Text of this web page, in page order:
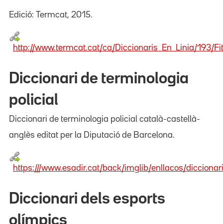
Edició: Termcat, 2015.
http://www.termcat.cat/ca/Diccionaris_En_Linia/193/
Diccionari de terminologia
policial
Diccionari de terminologia policial català-castellà-
anglès editat per la Diputació de Barcelona.
https:///www.esadir.cat/back/imglib/enllacos/
Diccionari dels esports
olímpics